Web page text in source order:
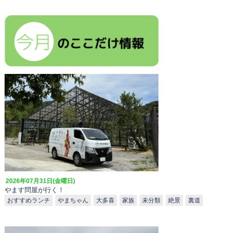
2026年07月31日(金曜日)
やます問屋が行く！
おすすめランチ やまちゃん 大多喜 家族 未分類 絶景 裏道